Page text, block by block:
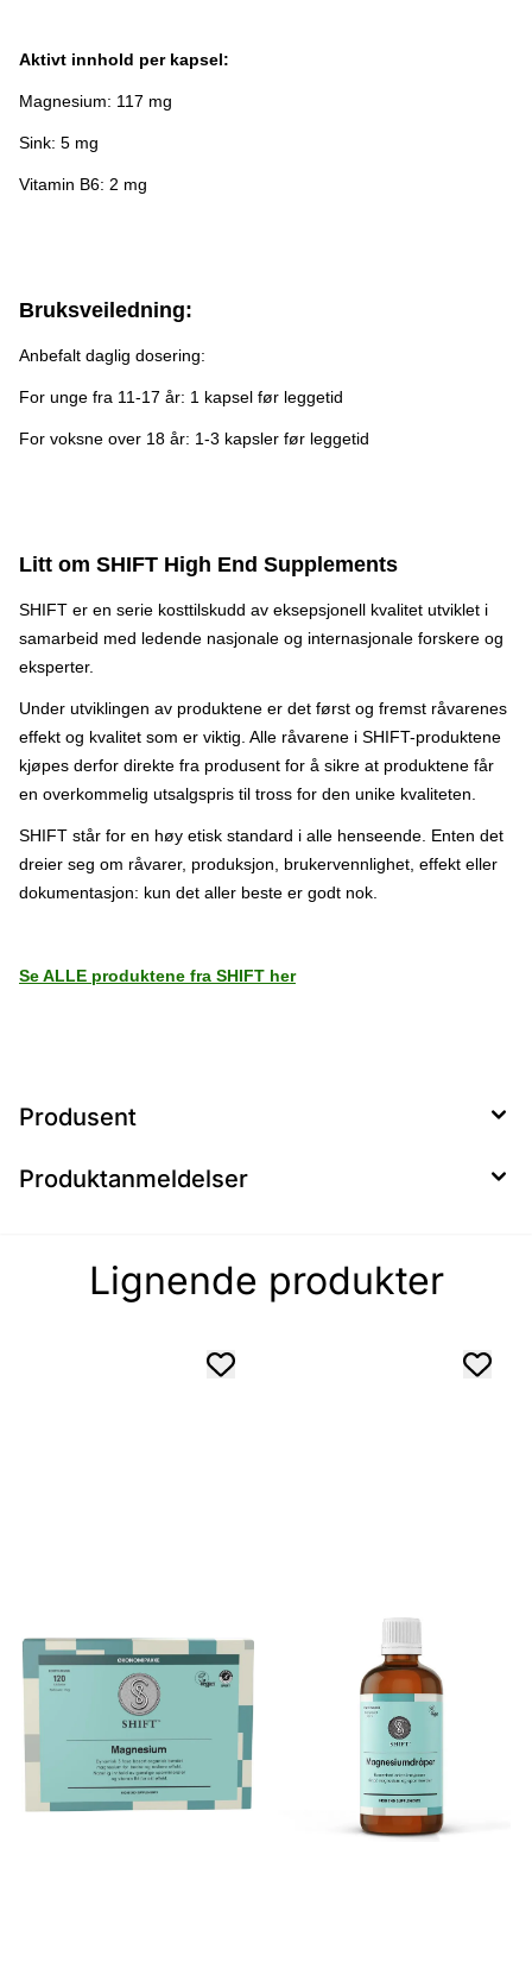
Aktivt innhold per kapsel:
Magnesium: 117 mg
Sink: 5 mg
Vitamin B6: 2 mg
Bruksveiledning:
Anbefalt daglig dosering:
For unge fra 11-17 år: 1 kapsel før leggetid
For voksne over 18 år: 1-3 kapsler før leggetid
Litt om SHIFT High End Supplements
SHIFT er en serie kosttilskudd av eksepsjonell kvalitet utviklet i
samarbeid med ledende nasjonale og internasjonale forskere og
eksperter.
Under utviklingen av produktene er det først og fremst råvarenes
effekt og kvalitet som er viktig. Alle råvarene i SHIFT-produktene
kjøpes derfor direkte fra produsent for å sikre at produktene får
en overkommelig utsalgspris til tross for den unike kvaliteten.
SHIFT står for en høy etisk standard i alle henseende. Enten det
dreier seg om råvarer, produksjon, brukervennlighet, effekt eller
dokumentasjon: kun det aller beste er godt nok.
Se ALLE produktene fra SHIFT her
Produsent
Produktanmeldelser
Lignende produkter